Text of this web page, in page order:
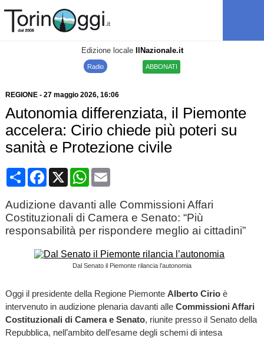
Edizione locale IlNazionale.it
Radio ABBONATI
REGIONE- 27 maggio 2026, 16:06
Autonomia differenziata, il Piemonte
accelera: Cirio chiede più poteri su
sanità e Protezione civile
CondividiFacebook
X WhatsApp
Email
Audizione davanti alle Commissioni Affari
Costituzionali di Camera e Senato: “Più
responsabilità per rispondere meglio ai cittadini”
Dal Senato il Piemonte rilancia l’autonomia
Oggi il presidente della Regione Piemonte Alberto Cirioè
intervenuto in audizione plenaria davanti alle Commissioni Affari
Costituzionali di Camera e Senato, riunite presso il Senato della
Repubblica, nell’ambito dell’esame degli schemi di intesa